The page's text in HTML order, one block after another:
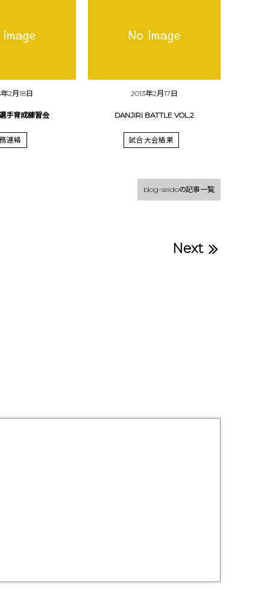
2月18日
手育成練習会
連絡
2013年2月17日
DANJIRI BATTLE VOL.2
試合大会結果
blog-seidoの記事一覧
Next